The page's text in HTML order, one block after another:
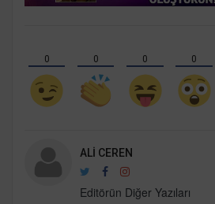
0 0 0 0
ALI CEREN
Editörün Diğer Yazıları